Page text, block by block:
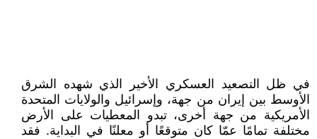
في ظل التصعيد العسكري الأخير الذي شهده الشرق
الأوسط بين إيران من جهة، وإسرائيل والولايات المتحدة
الأمريكية من جهة أخرى، تبدو المعطيات على الأرض
مختلفة تمامًا عمّا كان متوقعًا أو معلنًا في البداية. فقد